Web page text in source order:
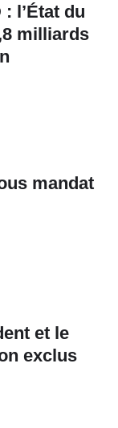
l’État du
milliards
mandat
et le
exclus